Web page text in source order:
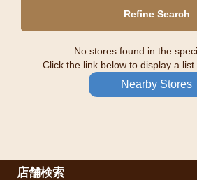
Refine Search
No stores found in the
Click the link below to display a
Nearby Stores
店舗検索